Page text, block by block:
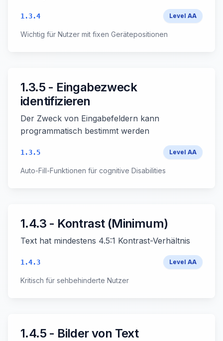
1.3.4 Level AA
Wichtig für Nutzer mit fixen Gerätepositionen
1.3.5 - Eingabezweck
identifizieren
Der Zweck von Eingabefeldern kann
programmatisch bestimmt werden
1.3.5 Level AA
Auto-Fill-Funktionen für cognitive Disabilities
1.4.3 - Kontrast (Minimum)
Text hat mindestens 4.5:1 Kontrast-Verhältnis
1.4.3 Level AA
Kritisch für sehbehinderte Nutzer
1.4.5 - Bilder von Text